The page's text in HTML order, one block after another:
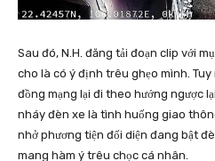
Sau đó, N.H. đăng tải đoạn clip với
cho là có ý định trêu ghẹo mình.
đồng mạng lại đi theo hướng ngược
nháy đèn xe là tình huống giao
nhở phương tiện đối diện đang bật
mang hàm ý trêu chọc cá nhân.